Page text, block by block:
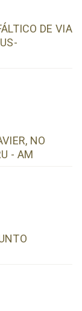
DE VIA
NO
- AM